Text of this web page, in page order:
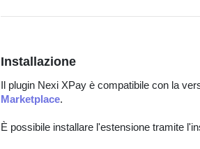
Installazione
Il plugin Nexi XPay è compatibile con la
Marketplace.
È possibile installare l'estensione tramite